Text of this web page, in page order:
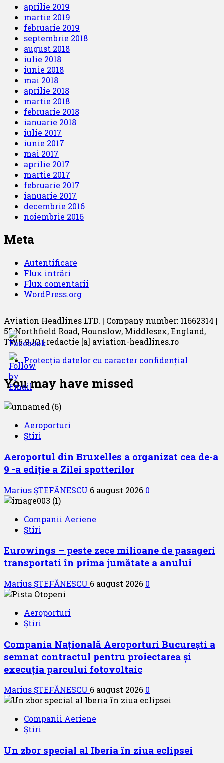
aprilie 2019
martie 2019
februarie 2019
septembrie 2018
august 2018
iulie 2018
iunie 2018
mai 2018
aprilie 2018
martie 2018
februarie 2018
ianuarie 2018
iulie 2017
iunie 2017
mai 2017
aprilie 2017
martie 2017
februarie 2017
ianuarie 2017
decembrie 2016
noiembrie 2016
Meta
Autentificare
Flux intrări
Flux comentarii
WordPress.org
Aviation Headlines LTD. | Company number: 11662314 |
55 Northfield Road, Hounslow, Middlesex, England,
TW5 9JQ | redactie [a] aviation-headlines.ro
Protecția datelor cu caracter confidențial
You may have missed
Aeroporturi
Știri
Aeroportul din Bruxelles a organizat cea de-a
9 -a ediție a Zilei spotterilor
Marius ȘTEFĂNESCU 6 august 2026 0
Companii Aeriene
Știri
Eurowings – peste zece milioane de pasageri
transportati în prima jumătate a anului
Marius ȘTEFĂNESCU 6 august 2026 0
Aeroporturi
Știri
Compania Națională Aeroporturi București a
semnat contractul pentru proiectarea și
execuția parcului fotovoltaic
Marius ȘTEFĂNESCU 6 august 2026 0
Companii Aeriene
Știri
Un zbor special al Iberia în ziua eclipsei